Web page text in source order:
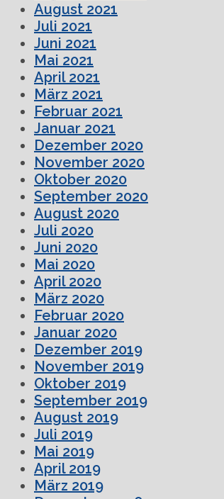
August 2021
Juli 2021
Juni 2021
Mai 2021
April 2021
März 2021
Februar 2021
Januar 2021
Dezember 2020
November 2020
Oktober 2020
September 2020
August 2020
Juli 2020
Juni 2020
Mai 2020
April 2020
März 2020
Februar 2020
Januar 2020
Dezember 2019
November 2019
Oktober 2019
September 2019
August 2019
Juli 2019
Mai 2019
April 2019
März 2019